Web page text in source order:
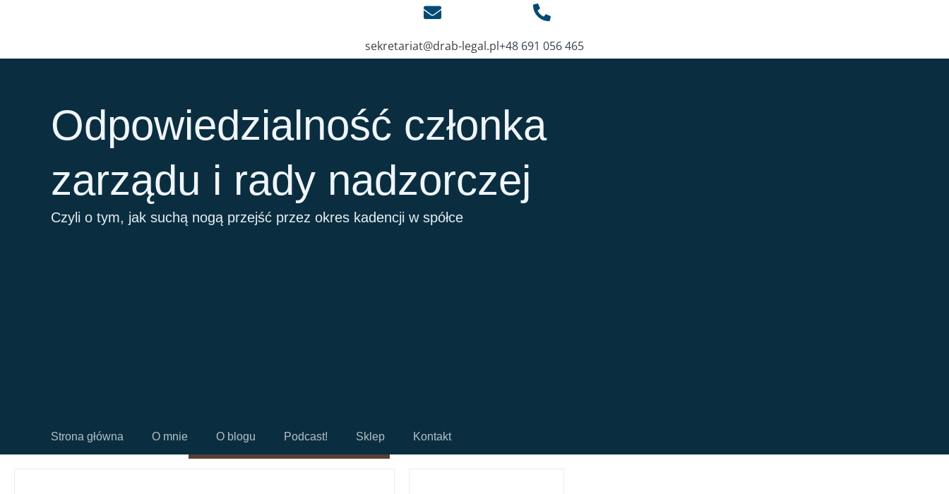
sekretariat@drab-legal.pl+48 691 056 465
Odpowiedzialność członka
zarządu i rady nadzorczej
Czyli o tym, jak suchą nogą przejść przez okres kadencji w spółce
Strona główna O mnie O blogu Podcast! Sklep Kontakt